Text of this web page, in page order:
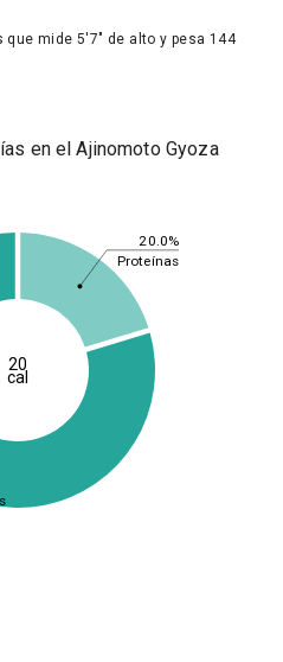
que mide 5'7" de alto y pesa 144
en el Ajinomoto Gyoza
20.0%
Proteínas
20
cal